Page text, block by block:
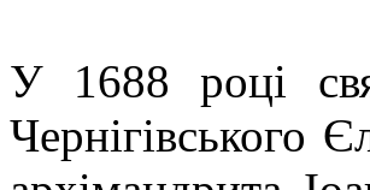
У 1688 році
Чернігівського